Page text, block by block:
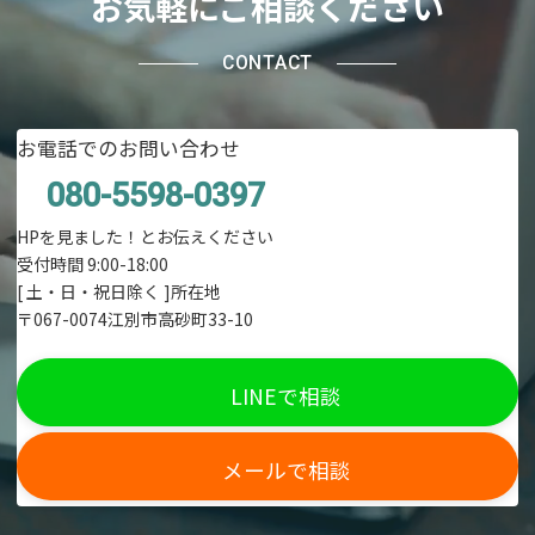
CONTACT
お電話でのお問い合わせ
080-5598-0397
HPを見ました！とお伝えください
受付時間 9:00-18:00
[ 土・日・祝日除く ]所在地
〒067-0074江別市高砂町33-10
LINEで相談
メールで相談